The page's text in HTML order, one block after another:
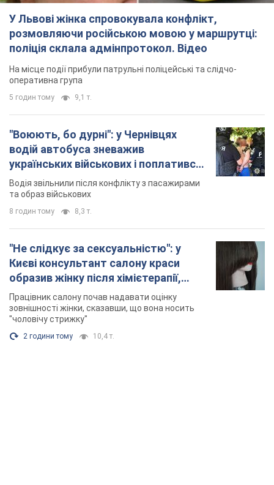
У Львові жінка спровокувала конфлікт,
розмовляючи російською мовою у маршрутці:
поліція склала адмінпротокол. Відео
На місце події прибули патрульні поліцейські та слідчо-
оперативна група
5 годин тому 9,1 т.
"Воюють, бо дурні": у Чернівцях
водій автобуса зневажив
українських військових і поплатився.
Відео
Водія звільнили після конфлікту з пасажирами
та образ військових
8 годин тому 8,3 т.
"Не слідкує за сексуальністю": у
Києві консультант салону краси
образив жінку після хімієтерапії,
розгорівся скандал. Фото
Працівник салону почав надавати оцінку
зовнішності жінки, сказавши, що вона носить
"чоловічу стрижку"
2 години тому 10,4 т.